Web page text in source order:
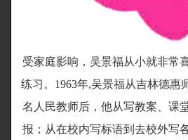
受家庭影响，吴景福从小就非常
练习。1963年,吴景福从吉林德惠
名人民教师后，他从写教案、课
报；从在校内写标语到去校外写